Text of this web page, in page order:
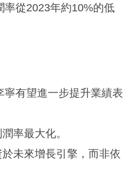
率從2023年約10%的低
有望進一步提升業績表
率最大化。
未來增長引擎，而非依